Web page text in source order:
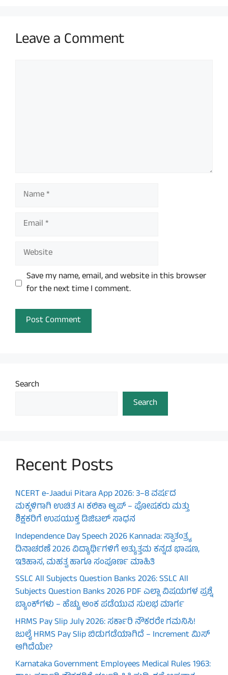
Leave a Comment
Name
Email
Website
Save my name, email, and website in this browser
for the next time I comment.
Search
Search
Recent Posts
NCERT e-Jaadui Pitara App 2026: 3–8 ವರ್ಷದ
ಮಕ್ಕಳಿಗಾಗಿ ಉಚಿತ AI ಕಲಿಕಾ ಆ್ಯಪ್ – ಪೋಷಕರು ಮತ್ತು
ಶಿಕ್ಷಕರಿಗೆ ಉಪಯುಕ್ತ ಡಿಜಿಟಲ್ ಸಾಧನ
Independence Day Speech 2026 Kannada: ಸ್ವಾತಂತ್ರ್ಯ
ದಿನಾಚರಣೆ 2026 ವಿದ್ಯಾರ್ಥಿಗಳಿಗೆ ಅತ್ಯುತ್ತಮ ಕನ್ನಡ ಭಾಷಣ,
ಇತಿಹಾಸ, ಮಹತ್ವ ಹಾಗೂ ಸಂಪೂರ್ಣ ಮಾಹಿತಿ
SSLC All Subjects Question Banks 2026: SSLC All
Subjects Question Banks 2026 PDF ಎಲ್ಲಾ ವಿಷಯಗಳ ಪ್ರಶ್ನೆ
ಬ್ಯಾಂಕ್‌ಗಳು – ಹೆಚ್ಚು ಅಂಕ ಪಡೆಯುವ ಸುಲಭ ಮಾರ್ಗ
HRMS Pay Slip July 2026: ಸರ್ಕಾರಿ ನೌಕರರೇ ಗಮನಿಸಿ!
ಜುಲೈ HRMS Pay Slip ಬಿಡುಗಡೆಯಾಗಿದೆ – Increment ಮಿಸ್
ಆಗಿದೆಯೇ?
Karnataka Government Employees Medical Rules 1963: